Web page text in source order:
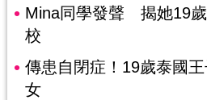
Mina同學發聲 揭她19
校
傳患自閉症！19歲泰國
女